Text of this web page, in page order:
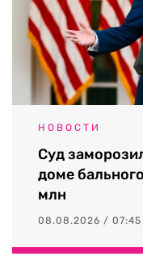
НОВОСТИ
Суд
доме
млн
08.08.2026 / 07:45